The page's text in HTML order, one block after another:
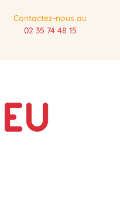
Contactez-nous au
02 35 74 48 15